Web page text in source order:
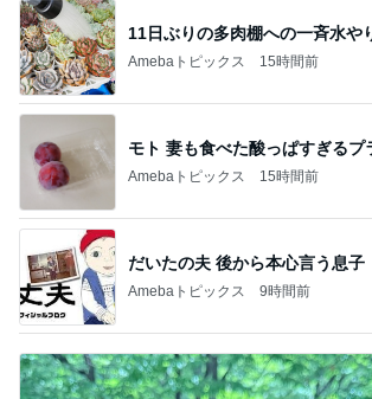
11日ぶりの多肉棚への一斉水や
Amebaトピックス 15時間前
モト 妻も食べた酸っぱすぎるプ
Amebaトピックス 15時間前
だいたの夫 後から本心言う息子
Amebaトピックス 9時間前